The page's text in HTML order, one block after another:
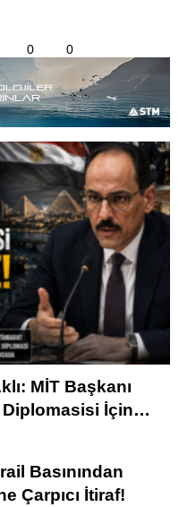
0 0
MİT Başkanı
Diplomasisi İçin
Basınından
Çarpıcı İtiraf!